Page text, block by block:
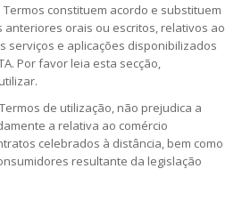
Termos constituem acordo e substituem
orais ou escritos, relativos ao
serviços e aplicações disponibilizados
Por favor leia esta secção,
de utilização, não prejudica a
a relativa ao comércio
celebrados à distância, bem como
resultante da legislação